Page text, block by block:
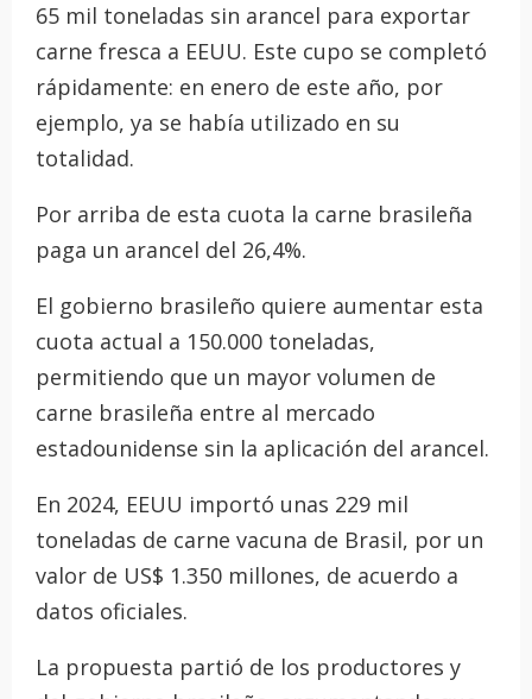
65 mil toneladas sin arancel para exportar
carne fresca a EEUU. Este cupo se completó
rápidamente: en enero de este año, por
ejemplo, ya se había utilizado en su
totalidad.
Por arriba de esta cuota la carne brasileña
paga un arancel del 26,4%.
El gobierno brasileño quiere aumentar esta
cuota actual a 150.000 toneladas,
permitiendo que un mayor volumen de
carne brasileña entre al mercado
estadounidense sin la aplicación del arancel.
En 2024, EEUU importó unas 229 mil
toneladas de carne vacuna de Brasil, por un
valor de US$ 1.350 millones, de acuerdo a
datos oficiales.
La propuesta partió de los productores y